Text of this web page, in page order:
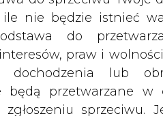
nie będzie istnieć
do
praw i
dochodzenia lub
będą przetwarzane w
sprzeciwu.
wyboru
- wynika, że ma
pierwszy
mln zł.